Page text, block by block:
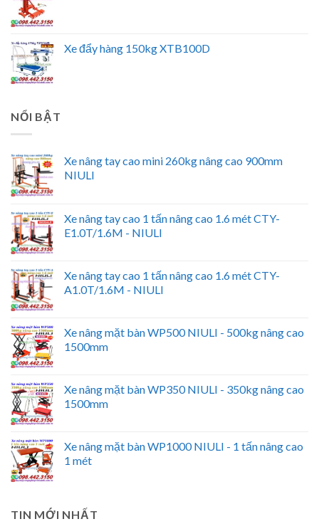
Xe đẩy hàng 150kg XTB100D
NỔI BẬT
Xe nâng tay cao mini 260kg nâng cao 900mm
NIULI
Xe nâng tay cao 1 tấn nâng cao 1.6 mét CTY-
E1.0T/1.6M - NIULI
Xe nâng tay cao 1 tấn nâng cao 1.6 mét CTY-
A1.0T/1.6M - NIULI
Xe nâng mặt bàn WP500 NIULI - 500kg nâng cao
1500mm
Xe nâng mặt bàn WP350 NIULI - 350kg nâng cao
1500mm
Xe nâng mặt bàn WP1000 NIULI - 1 tấn nâng cao
1 mét
TIN MỚI NHẤT